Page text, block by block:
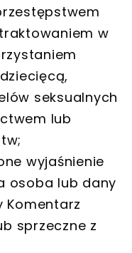
w
seksualnych
lub
wyjaśnienie
osoba lub dany
Komentarz
sprzeczne z